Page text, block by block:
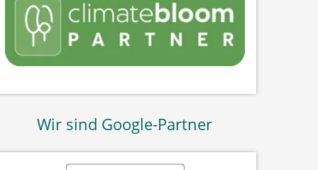
Wir sind Google-Partner